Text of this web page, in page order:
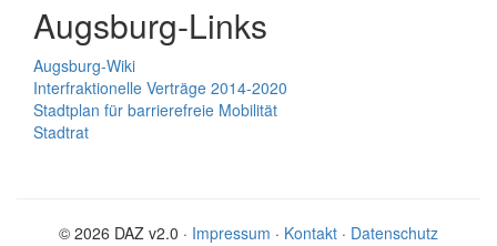
Augsburg-Links
Augsburg-Wiki
Interfraktionelle Verträge 2014-2020
Stadtplan für barrierefreie Mobilität
Stadtrat
© 2026 DAZ v2.0 · Impressum · Kontakt · Datenschutz